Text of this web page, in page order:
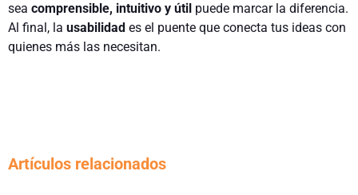
sea comprensible, intuitivo y útil puede marcar la diferencia.
Al final, la usabilidad es el puente que conecta tus ideas con
quienes más las necesitan.
Artículos relacionados